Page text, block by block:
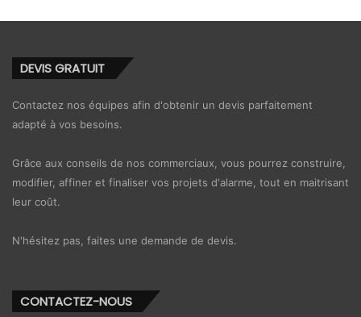
DEVIS GRATUIT
Contactez nos équipes afin d'obtenir un devis parfaitement
adapté à vos besoins.
Grâce aux conseils de nos commerciaux, vous pourrez construire,
modifier, affiner et finaliser vos projets d'alarme, tout en maitrisant
leur coût.
N'hésitez pas, faites une demande de devis.
CONTACTEZ-NOUS